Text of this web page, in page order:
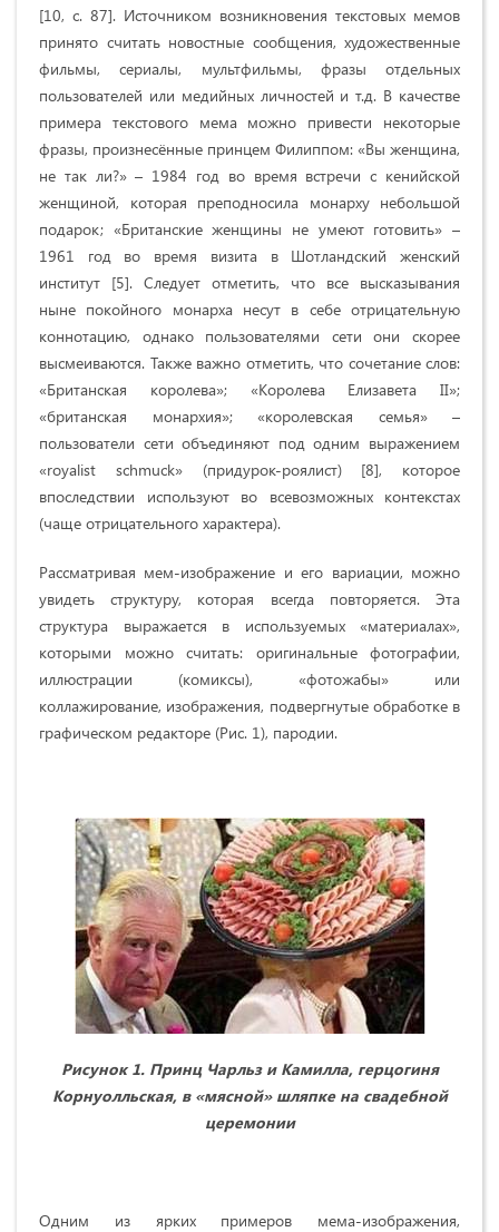
[10, с. 87]. Источником возникновения текстовых мемов
принято считать новостные сообщения, художественные
фильмы, сериалы, мультфильмы, фразы отдельных
пользователей или медийных личностей и т.д. В качестве
примера текстового мема можно привести некоторые
фразы, произнесённые принцем Филиппом: «Вы женщина,
не так ли?» – 1984 год во время встречи с кенийской
женщиной, которая преподносила монарху небольшой
подарок; «Британские женщины не умеют готовить» –
1961 год во время визита в Шотландский женский
институт [5]. Следует отметить, что все высказывания
ныне покойного монарха несут в себе отрицательную
коннотацию, однако пользователями сети они скорее
высмеиваются. Также важно отметить, что сочетание слов:
«Британская королева»; «Королева Елизавета II»;
«британская монархия»; «королевская семья» –
пользователи сети объединяют под одним выражением
«royalist schmuck» (придурок-роялист) [8], которое
впоследствии используют во всевозможных контекстах
(чаще отрицательного характера).
Рассматривая мем-изображение и его вариации, можно
увидеть структуру, которая всегда повторяется. Эта
структура выражается в используемых «материалах»,
которыми можно считать: оригинальные фотографии,
иллюстрации (комиксы), «фотожабы» или
коллажирование, изображения, подвергнутые обработке в
графическом редакторе (Рис. 1), пародии.
Рисунок 1. Принц Чарльз и Камилла, герцогиня
Корнуолльская, в «мясной» шляпке на свадебной
церемонии
Одним из ярких примеров мема-изображения,